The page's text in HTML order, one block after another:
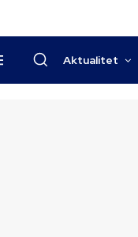
Aktualitet